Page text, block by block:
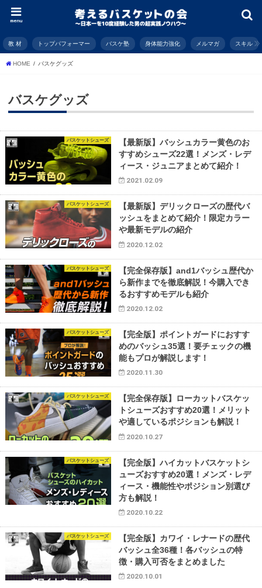
menu
教 材 トップパフォーマー バスケ塾 身体能力強化 メルマガ スキル
HOME バスケグッズ
バスケグッズ
バスケットシューズ
【最新版】バッシュカラー黄色のお
すすめシューズ22選！メンズ・レデ
ィース・ジュニアまとめて紹介！
2021.02.09
バスケットシューズ
【最新版】デリックローズの歴代バ
ッシュをまとめて紹介！限定カラー
や最新モデルの紹介
2020.12.02
バスケットシューズ
【完全保存版】and1バッシュ歴代か
ら新作までを徹底解説！今購入でき
るおすすめモデルも紹介
2020.12.02
バスケットシューズ
【完全版】ポイントガードにおすす
めのバッシュ35選！要チェックの機
能もプロが解説します！
2020.11.30
バスケットシューズ
【完全保存版】ローカットバスケッ
トシューズおすすめ20選！メリット
や適しているポジションも解説！
2020.10.27
バスケットシューズ
【完全版】ハイカットバスケットシ
ューズおすすめ20選！メンズ・レデ
ィース・機能性やポジション別選び
方も解説！
2020.10.22
バスケットシューズ
【完全版】カワイ・レナードの歴代
バッシュ全36種！各バッシュの特
徴・購入可否をまとめました
2020.10.01